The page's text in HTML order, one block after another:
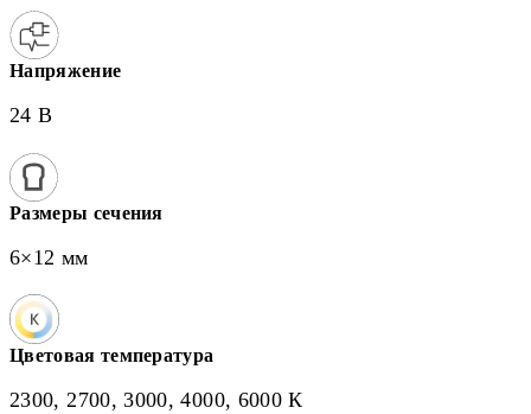
Напряжение
24 В
Размеры сечения
6×12 мм
Цветовая температура
2300, 2700, 3000, 4000, 6000 К